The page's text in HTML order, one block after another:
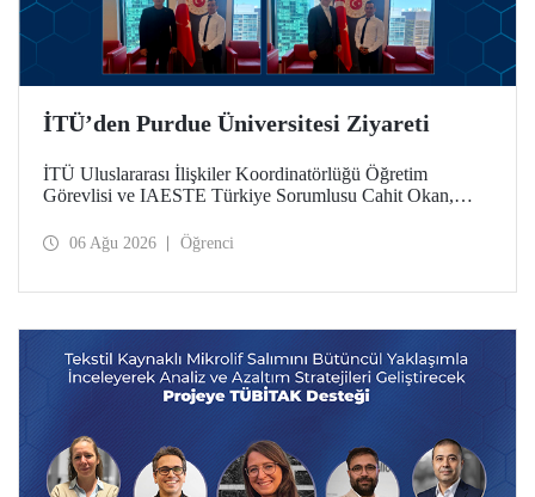
İTÜ’den Purdue Üniversitesi Ziyareti
İTÜ Uluslararası İlişkiler Koordinatörlüğü Öğretim
Görevlisi ve IAESTE Türkiye Sorumlusu Cahit Okan,
Temmuz tarihlerinde ABD’de dünyanın önde gelen
06 Ağu 2026 Öğrenci